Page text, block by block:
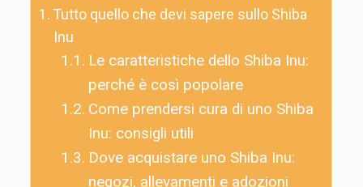
Tutto quello che devi sapere sullo Shiba
Inu
Le caratteristiche dello Shiba Inu:
perché è così popolare
Come prendersi cura di uno Shiba
Inu: consigli utili
Dove acquistare uno Shiba Inu:
negozi, allevamenti e adozioni